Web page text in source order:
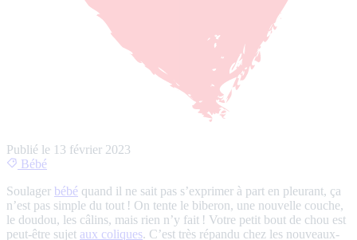
Publié le 13 février 2023
Bébé
Soulager bébé quand il ne sait pas s’exprimer à part en pleurant, ça
n’est pas simple du tout ! On tente le biberon, une nouvelle couche,
le doudou, les câlins, mais rien n’y fait ! Votre petit bout de chou est
peut-être sujet aux coliques. C’est très répandu chez les nouveaux-